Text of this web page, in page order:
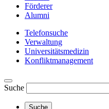
Förderer
Alumni
Telefonsuche
Verwaltung
Universitätsmedizin
Konfliktmanagement
Suche
Suche